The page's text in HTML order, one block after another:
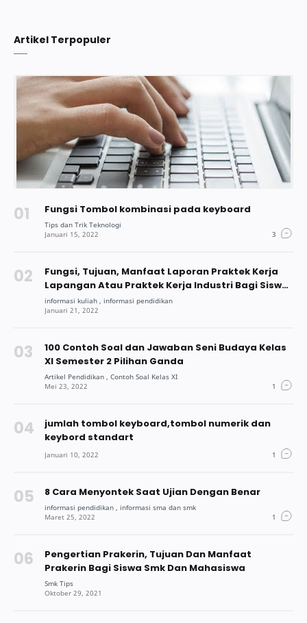
Artikel Terpopuler
Fungsi Tombol kombinasi pada keyboard
Fungsi, Tujuan, Manfaat Laporan Praktek Kerja
Lapangan Atau Praktek Kerja Industri Bagi Siswa
Dan Mahasiswa
100 Contoh Soal dan Jawaban Seni Budaya Kelas
XI Semester 2 Pilihan Ganda
jumlah tombol keyboard,tombol numerik dan
keybord standart
8 Cara Menyontek Saat Ujian Dengan Benar
Pengertian Prakerin, Tujuan Dan Manfaat
Prakerin Bagi Siswa Smk Dan Mahasiswa